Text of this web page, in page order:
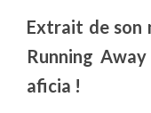
Extrait de son
Running
aficia !